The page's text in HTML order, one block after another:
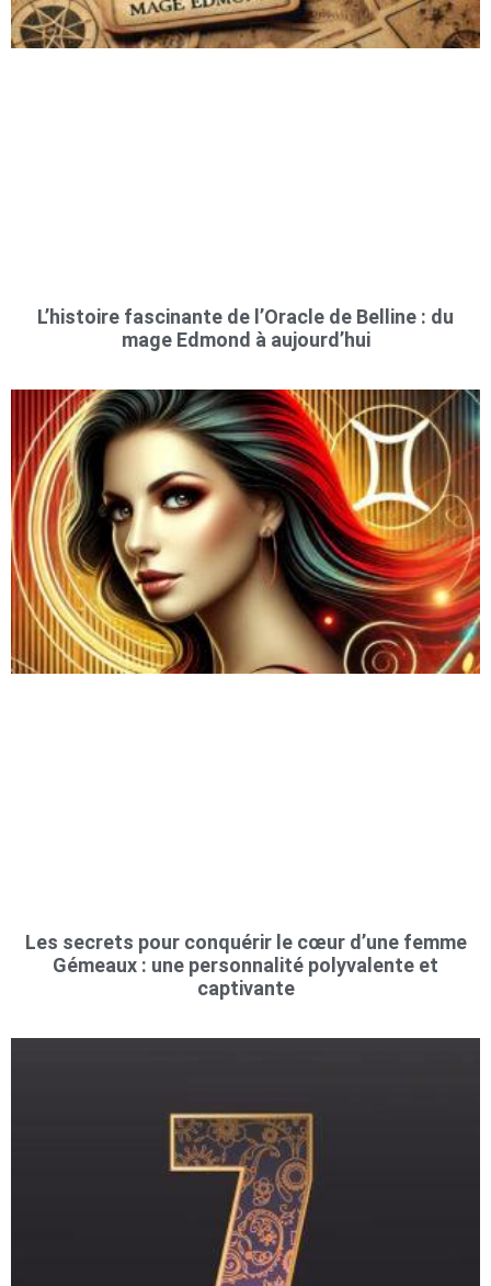
L’histoire fascinante de l’Oracle de Belline : du
mage Edmond à aujourd’hui
Les secrets pour conquérir le cœur d’une femme
Gémeaux : une personnalité polyvalente et
captivante